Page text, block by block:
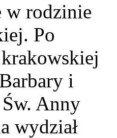
rodzinie
Po
i
Anny
wydział